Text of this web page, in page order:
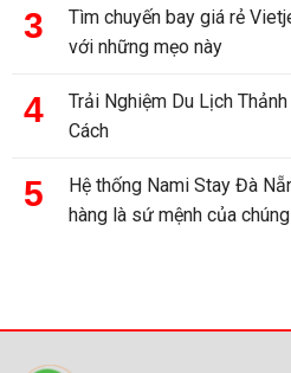
Tìm chuyến bay giá rẻ
với những mẹo này
Trải Nghiệm Du Lịch
Cách
Hệ thống Nami Stay Đà
hàng là sứ mệnh của